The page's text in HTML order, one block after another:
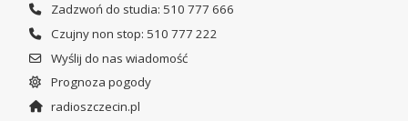
Zadzwoń do studia: 510 777 666
Czujny non stop: 510 777 222
Wyślij do nas wiadomość
Prognoza pogody
radioszczecin.pl